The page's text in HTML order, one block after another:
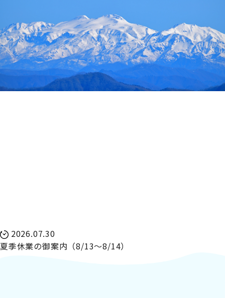
2026.07.30
夏季休業の御案内（8/13～8/14）